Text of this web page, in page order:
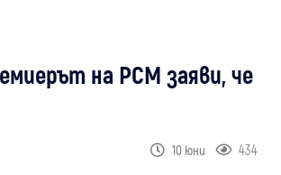
на РСМ заяви, че
10 юни 434